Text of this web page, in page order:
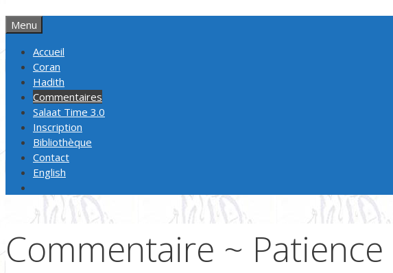
Menu
Accueil
Coran
Hadith
Commentaires
Salaat Time 3.0
Inscription
Bibliothèque
Contact
English
Commentaire ~ Patience